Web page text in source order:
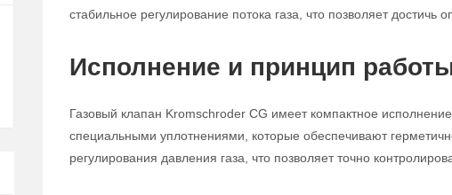
стабильное регулирование потока газа, что позволяет
Исполнение и принцип
Газовый клапан Kromschroder CG имеет компактное
специальными уплотнениями, которые обеспечивают
регулирования давления газа, что позволяет точно